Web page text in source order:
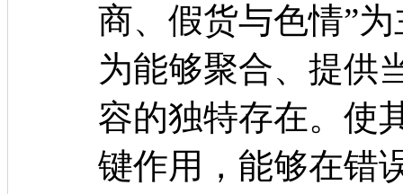
商、假货与色情”
为能够聚合、提供
容的独特存在。使
键作用，能够在错